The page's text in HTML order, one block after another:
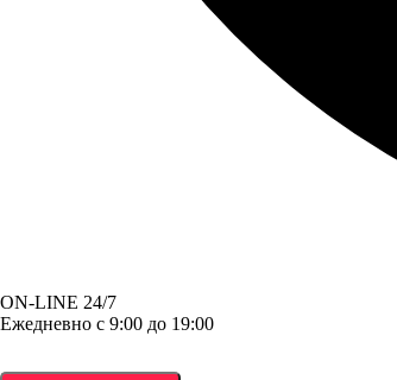
ON-LINE 24/7
Ежедневно с 9:00 до 19:00